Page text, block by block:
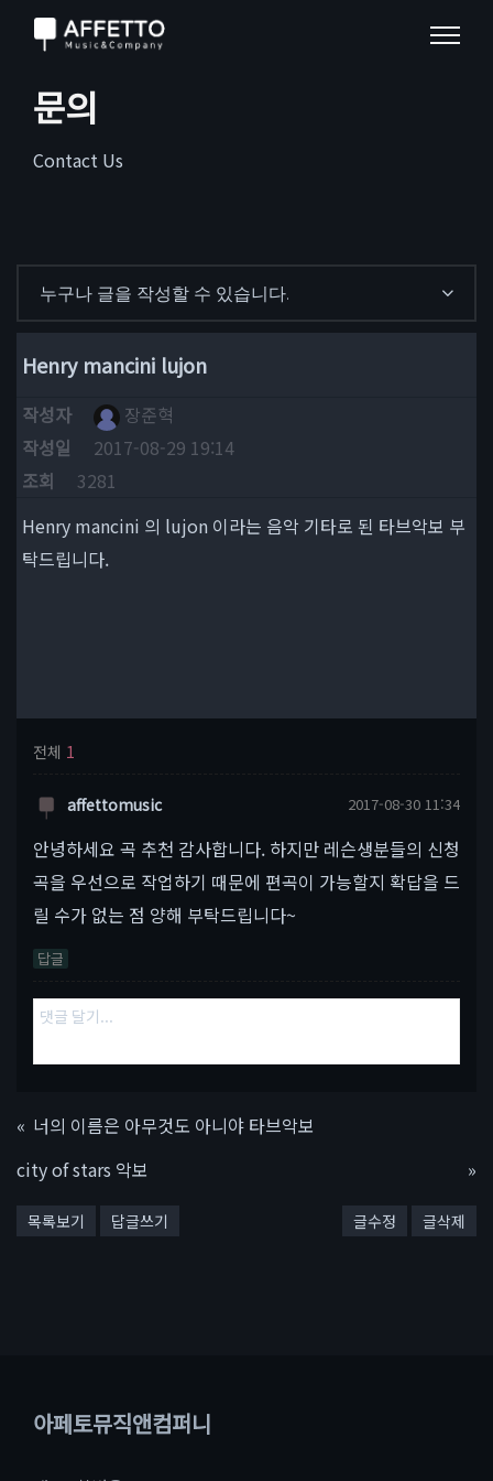
문의
Contact Us
누구나 글을 작성할 수 있습니다.
Henry mancini lujon
작성자
장준혁
작성일
2017-08-29 19:14
조회
3281
Henry mancini 의 lujon 이라는 음악 기타로 된 타브악보 부
탁드립니다.
전체 1
affettomusic 2017-08-30 11:34
안녕하세요 곡 추천 감사합니다. 하지만 레슨생분들의 신청
곡을 우선으로 작업하기 때문에 편곡이 가능할지 확답을 드
릴 수가 없는 점 양해 부탁드립니다~
답글
« 너의 이름은 아무것도 아니야 타브악보
city of stars 악보
»
목록보기 답글쓰기 글수정 글삭제
아페토뮤직앤컴퍼니